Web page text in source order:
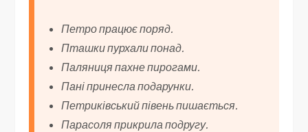
Петро працює поряд.
Пташки пурхали понад.
Паляниця пахне пирогами.
Пані принесла подарунки.
Петриківський півень пишається.
Парасоля прикрила подругу.